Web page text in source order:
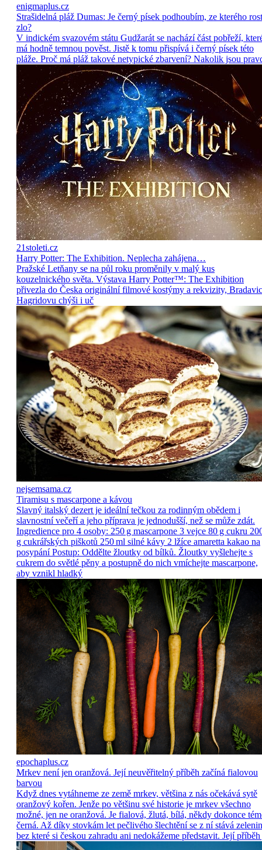
enigmaplus.cz
Strašidelná pláž Dumas: Je černý písek podhoubím, ze kterého
zlo?
V indickém svazovém státu Gudžarát se nachází část pobřeží,
má hodně temnou pověst. Jistě k tomu přispívá i černý písek této
pláže. Proč má pláž takové netypické zbarvení? Nakolik jsou
21stoleti.cz
Harry Potter: The Exhibition. Neplecha zahájena…
Pražské Letňany se na půl roku proměnily v malý kus
kouzelnického světa. Výstava Harry Potter™: The Exhibition
přivezla do Česka originální filmové kostýmy a rekvizity,
Hagridovu chýši i uč
nejsemsama.cz
Tiramisu s mascarpone a kávou
Slavný italský dezert je ideální tečkou za rodinným obědem i
slavnostní večeří a jeho příprava je jednodušší, než se může zdát.
Ingredience pro 4 osoby: 250 g mascarpone 3 vejce 80 g cukru
g cukrářských piškotů 250 ml silné kávy 2 lžíce amaretta kakao na
posypání Postup: Oddělte žloutky od bílků. Žloutky vyšlehejte s
cukrem do světlé pěny a postupně do nich vmíchejte mascarpone,
aby vznikl hladký
epochaplus.cz
Mrkev není jen oranžová. Její neuvěřitelný příběh začíná fialovou
barvou
Když dnes vytáhneme ze země mrkev, většina z nás očekává sytě
oranžový kořen. Jenže po většinu své historie je mrkev všechno
možné, jen ne oranžová. Je fialová, žlutá, bílá, někdy dokonce
černá. Až díky stovkám let pečlivého šlechtění se z ní stává
bez které si českou zahradu ani nedokážeme představit. Její příběh